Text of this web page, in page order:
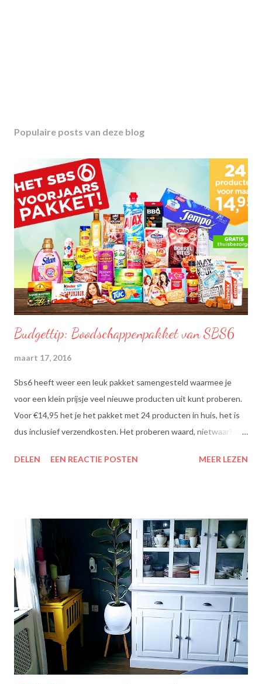
Populaire posts van deze blog
Budgettip: Boodschappenpakket van SBS6
maart 17, 2016
Sbs6 heeft weer een leuk pakket samengesteld waarmee je
voor een klein prijsje veel nieuwe producten uit kunt proberen.
Voor €14,95 het je het pakket met 24 producten in huis, het is
dus inclusief verzendkosten. Het proberen waard, nietwaar? Dit
theesmaken van Lipton: voor een goed moment dat heerlijk
mengsel van zonnebloem-, lijnzaad- en koolzaadolie. Het bevat
Omega’s 3 & 6 die goed zijn voor hart en bloedvaten. Omega's 3
& 6 zijn meervoudig onverzadigde vetzuren, die het lichaam niet
zelf kan aanmaken. Ze dragen bij tot de instandhouding van een
normaal cholesterolgehalte in het bloed. Becel Dieetolie geeft
een optimale smaak aan uw gerechten, met behoud van de
smaak van uw originele ingrediënten. Naast warme toepassing
l...
DELEN EEN REACTIE POSTEN MEER LEZEN